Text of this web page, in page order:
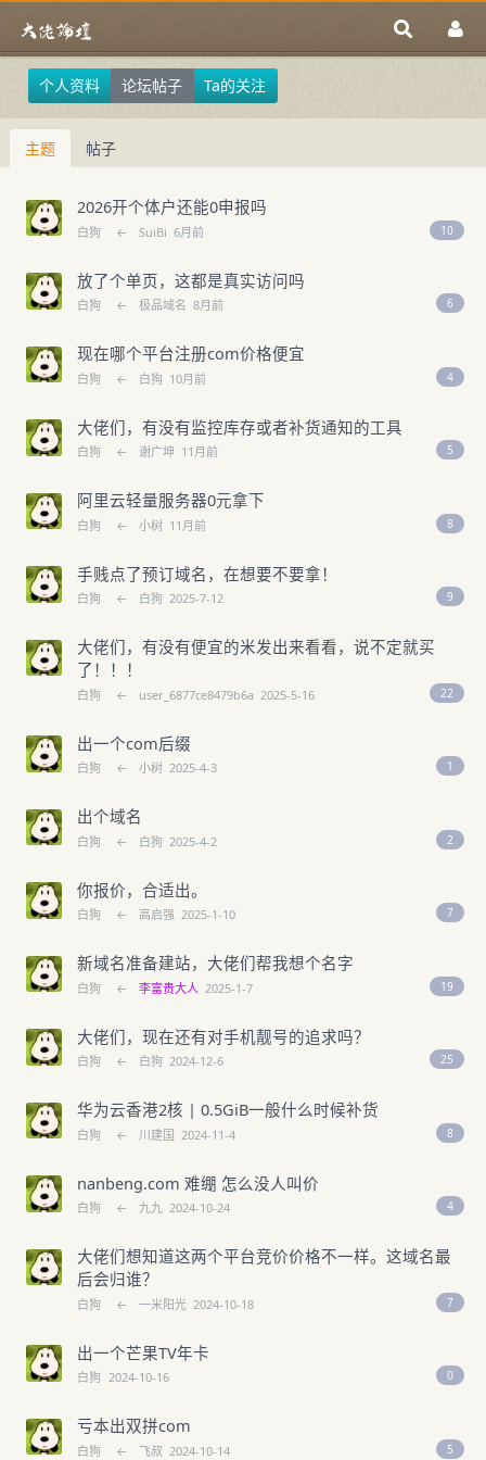
个人资料 论坛帖子 Ta的关注
主题 帖子
2026开个体户还能0申报吗
白狗 ← SuiBi 6月前 10
放了个单页，这都是真实访问吗
白狗 ← 极品域名 8月前 6
现在哪个平台注册com价格便宜
白狗 ← 白狗 10月前 4
大佬们，有没有监控库存或者补货通知的工具
白狗 ← 谢广坤 11月前 5
阿里云轻量服务器0元拿下
白狗 ← 小树 11月前 8
手贱点了预订域名，在想要不要拿！
白狗 ← 白狗 2025-7-12 9
大佬们，有没有便宜的米发出来看看，说不定就买
了！！！
白狗 ← user_6877ce8479b6a 2025-5-16 22
出一个com后缀
白狗 ← 小树 2025-4-3 1
出个域名
白狗 ← 白狗 2025-4-2 2
你报价，合适出。
白狗 ← 高启强 2025-1-10 7
新域名准备建站，大佬们帮我想个名字
白狗 ← 李富贵大人 2025-1-7 19
大佬们，现在还有对手机靓号的追求吗？
白狗 ← 白狗 2024-12-6 25
华为云香港2核 | 0.5GiB一般什么时候补货
白狗 ← 川建国 2024-11-4 8
nanbeng.com 难绷 怎么没人叫价
白狗 ← 九九 2024-10-24 4
大佬们想知道这两个平台竞价价格不一样。这域名最
后会归谁？
白狗 ← 一米阳光 2024-10-18 7
出一个芒果TV年卡
白狗 2024-10-16 0
亏本出双拼com
白狗 ← 飞叔 2024-10-14 5